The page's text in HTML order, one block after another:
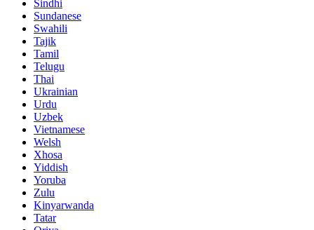
Sindhi
Sundanese
Swahili
Tajik
Tamil
Telugu
Thai
Ukrainian
Urdu
Uzbek
Vietnamese
Welsh
Xhosa
Yiddish
Yoruba
Zulu
Kinyarwanda
Tatar